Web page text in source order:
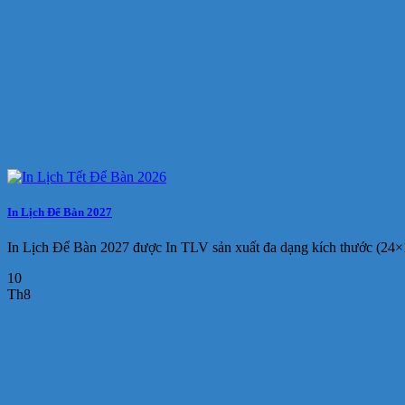
In Lịch Để Bàn 2027
In Lịch Để Bàn 2027 được In TLV sản xuất đa dạng kích thước
10
Th8